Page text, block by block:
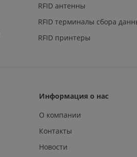
RFID антенны
RFID терминалы сбора
RFID принтеры
Информация о нас
О компании
Контакты
Новости